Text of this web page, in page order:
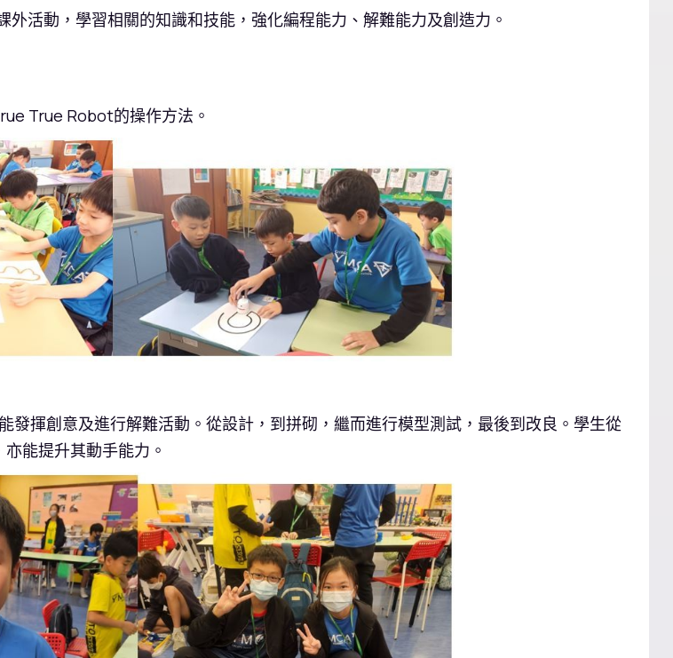
外活動，學習相關的知識和技能，強化編程能力、解難能力及創造力。
True Robot的操作方法。
發揮創意及進行解難活動。從設計，到拼砌，繼而進行模型測試，最後到改良。學生從
能提升其動手能力。